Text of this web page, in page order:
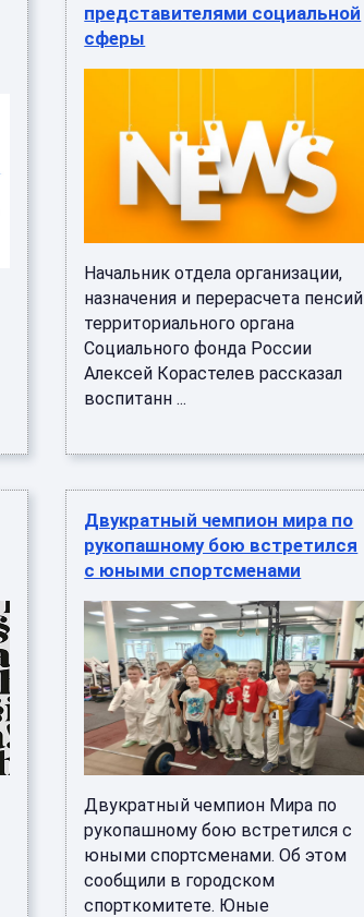
представителями социальной
сферы
Начальник отдела организации,
назначения и перерасчета пенсий
территориального органа
Социального фонда России
Алексей Корастелев рассказал
воспитанн ...
Двукратный чемпион мира по
рукопашному бою встретился
с юными спортсменами
Двукратный чемпион Мира по
рукопашному бою встретился с
юными спортсменами. Об этом
сообщили в городском
спорткомитете. Юные